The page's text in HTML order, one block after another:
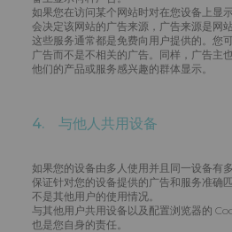
如果您在访问某个网站时对在您设备上显
会决定该网站的广告来源，广告来源是网
这些服务通常都是免费向用户提供的。您
广告而不是不相关的广告。同样，广告主
他们的产品或服务感兴趣的群体显示。
4. 与他人共用设备
如果您的设备由多人使用并且同一设备有
保证针对您的设备提供的广告和服务准确
不是其他用户的使用情况。
与其他用户共用设备以及配置浏览器的
也是您自身的责任。